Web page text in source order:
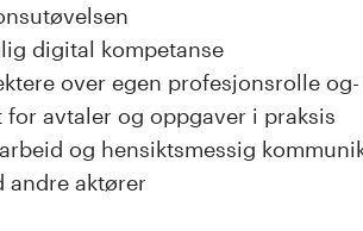
digital kompetanse
over egen profesjonsrolle
avtaler og oppgaver i praksis
og hensiktsmessig
andre aktører